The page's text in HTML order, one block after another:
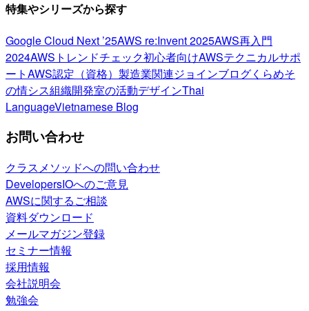
特集やシリーズから探す
Google Cloud Next ’25AWS re:Invent 2025AWS再入門
2024AWSトレンドチェック初心者向けAWSテクニカルサポ
ートAWS認定（資格） 製造業関連ジョインブログくらめそ
の情シス組織開発室の活動デザインThai
LanguageVietnamese Blog
お問い合わせ
クラスメソッドへの問い合わせ
DevelopersIOへのご意見
AWSに関するご相談
資料ダウンロード
メールマガジン登録
セミナー情報
採用情報
会社説明会
勉強会